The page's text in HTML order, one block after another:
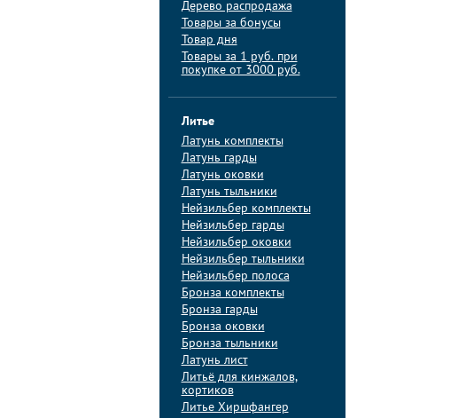
Дерево распродажа
Товары за бонусы
Товар дня
Товары за 1 руб. при
покупке от 3000 руб.
Литье
Латунь комплекты
Латунь гарды
Латунь оковки
Латунь тыльники
Нейзильбер комплекты
Нейзильбер гарды
Нейзильбер оковки
Нейзильбер тыльники
Нейзильбер полоса
Бронза комплекты
Бронза гарды
Бронза оковки
Бронза тыльники
Латунь лист
Литьё для кинжалов,
кортиков
Литье Хиршфангер